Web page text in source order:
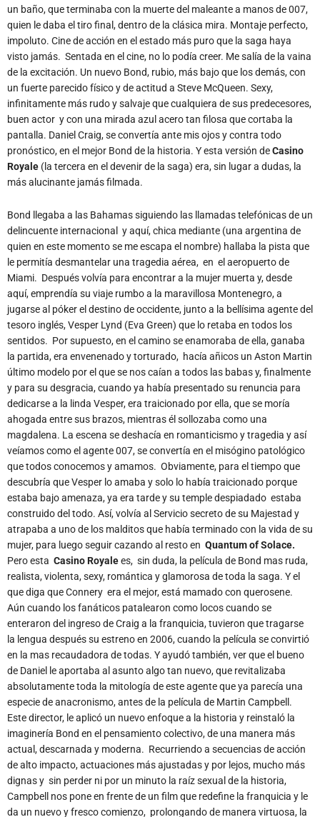
un baño, que terminaba con la muerte del maleante a manos de 007,
quien le daba el tiro final, dentro de la clásica mira. Montaje perfecto,
impoluto. Cine de acción en el estado más puro que la saga haya
visto jamás. Sentada en el cine, no lo podía creer. Me salía de la vaina
de la excitación. Un nuevo Bond, rubio, más bajo que los demás, con
un fuerte parecido físico y de actitud a Steve McQueen. Sexy,
infinitamente más rudo y salvaje que cualquiera de sus predecesores,
buen actor y con una mirada azul acero tan filosa que cortaba la
pantalla. Daniel Craig, se convertía ante mis ojos y contra todo
pronóstico, en el mejor Bond de la historia. Y esta versión deCasino
Royale (la tercera en el devenir de la saga) era, sin lugar a dudas, la
más alucinante jamás filmada.
Bond llegaba a las Bahamas siguiendo las llamadas telefónicas de un
delincuente internacional y aquí, chica mediante (una argentina de
quien en este momento se me escapa el nombre) hallaba la pista que
le permitía desmantelar una tragedia aérea, en el aeropuerto de
Miami. Después volvía para encontrar a la mujer muerta y, desde
aquí, emprendía su viaje rumbo a la maravillosa Montenegro, a
jugarse al póker el destino de occidente, junto a la bellísima agente del
tesoro inglés, Vesper Lynd (Eva Green) que lo retaba en todos los
sentidos. Por supuesto, en el camino se enamoraba de ella, ganaba
la partida, era envenenado y torturado, hacía añicos un Aston Martin
último modelo por el que se nos caían a todos las babas y, finalmente
y para su desgracia, cuando ya había presentado su renuncia para
dedicarse a la linda Vesper, era traicionado por ella, que se moría
ahogada entre sus brazos, mientras él sollozaba como una
magdalena. La escena se deshacía en romanticismo y tragedia y así
veíamos como el agente 007, se convertía en el misógino patológico
que todos conocemos y amamos. Obviamente, para el tiempo que
descubría que Vesper lo amaba y solo lo había traicionado porque
estaba bajo amenaza, ya era tarde y su temple despiadado estaba
construido del todo. Así, volvía al Servicio secreto de su Majestad y
atrapaba a uno de los malditos que había terminado con la vida de su
mujer, para luego seguir cazando al resto en Quantum of Solace.
Pero esta Casino Royalees, sin duda, la película de Bond mas ruda,
realista, violenta, sexy, romántica y glamorosa de toda la saga. Y el
que diga que Connery era el mejor, está mamado con querosene.
Aún cuando los fanáticos patalearon como locos cuando se
enteraron del ingreso de Craig a la franquicia, tuvieron que tragarse
la lengua después su estreno en 2006, cuando la película se convirtió
en la mas recaudadora de todas. Y ayudó también, ver que el bueno
de Daniel le aportaba al asunto algo tan nuevo, que revitalizaba
absolutamente toda la mitología de este agente que ya parecía una
especie de anacronismo, antes de la película de Martin Campbell.
Este director, le aplicó un nuevo enfoque a la historia y reinstaló la
imaginería Bond en el pensamiento colectivo, de una manera más
actual, descarnada y moderna. Recurriendo a secuencias de acción
de alto impacto, actuaciones más ajustadas y por lejos, mucho más
dignas y sin perder ni por un minuto la raíz sexual de la historia,
Campbell nos pone en frente de un film que redefine la franquicia y le
da un nuevo y fresco comienzo, prolongando de manera virtuosa, la